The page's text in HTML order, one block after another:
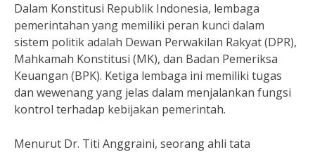
Dalam Konstitusi Republik Indonesia, lembaga
pemerintahan yang memiliki peran kunci dalam
sistem politik adalah Dewan Perwakilan Rakyat (DPR),
Mahkamah Konstitusi (MK), dan Badan Pemeriksa
Keuangan (BPK). Ketiga lembaga ini memiliki tugas
dan wewenang yang jelas dalam menjalankan fungsi
kontrol terhadap kebijakan pemerintah.
Menurut Dr. Titi Anggraini, seorang ahli tata